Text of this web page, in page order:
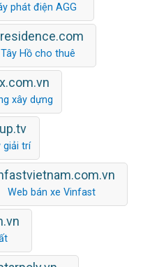
phát điện AGG
Hồ cho thuê
xây dựng
giải trí
Web bán xe Vinfast